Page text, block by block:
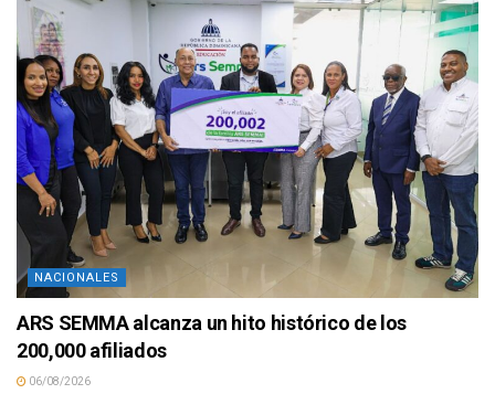
NACIONALES
ARS SEMMA alcanza un hito histórico de los
200,000 afiliados
06/08/2026